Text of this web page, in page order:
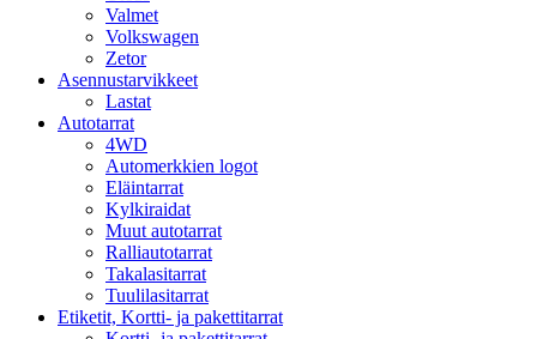
Valmet
Volkswagen
Zetor
Asennustarvikkeet
Lastat
Autotarrat
4WD
Automerkkien logot
Eläintarrat
Kylkiraidat
Muut autotarrat
Ralliautotarrat
Takalasitarrat
Tuulilasitarrat
Etiketit, Kortti- ja pakettitarrat